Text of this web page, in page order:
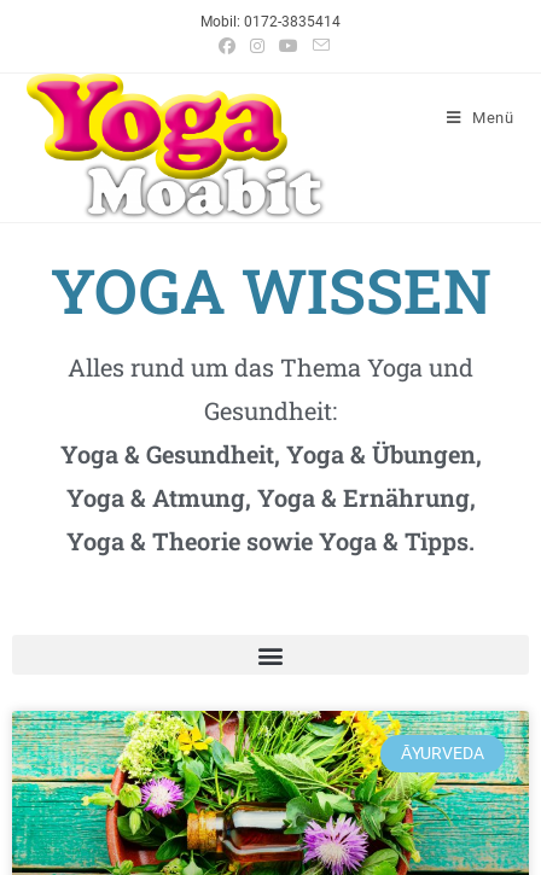
Mobil: 0172-3835414
Menü
YOGA WISSEN
Alles rund um das Thema Yoga und
Gesundheit:
Yoga & Gesundheit, Yoga & Übungen,
Yoga & Atmung, Yoga & Ernährung,
Yoga & Theorie sowie Yoga & Tipps.
ĀYURVEDA